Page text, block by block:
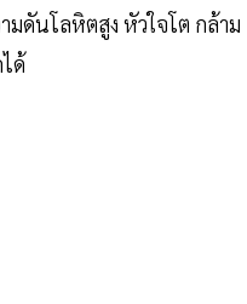
มดันโลหิตสูง หัวใจโต กล้าม
ด้